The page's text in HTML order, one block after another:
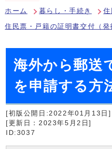
ホーム 暮らし・手続き 住
住民票・戸籍の証明書交付（発
海外から郵送
を申請する方
[初版公開日:2022年01月13日]
[更新日：2023年5月2日]
ID:3037